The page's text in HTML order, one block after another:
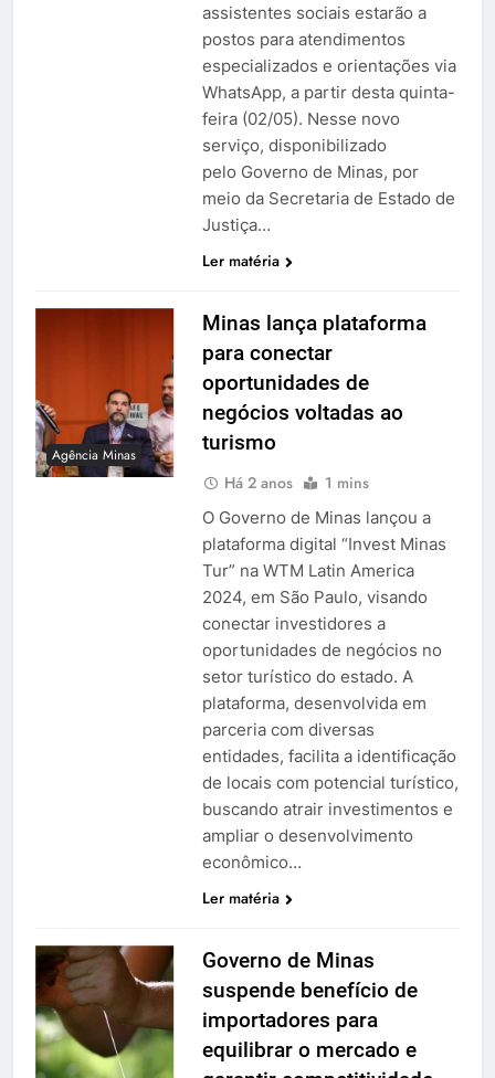
assistentes sociais estarão a
postos para atendimentos
especializados e orientações via
WhatsApp, a partir desta quinta-
feira (02/05). Nesse novo
serviço, disponibilizado
pelo Governo de Minas, por
meio da Secretaria de Estado de
Justiça…
Ler matéria
Agência Minas
Minas lança plataforma
para conectar
oportunidades de
negócios voltadas ao
turismo
Há 2 anos 1 mins
O Governo de Minas lançou a
plataforma digital “Invest Minas
Tur” na WTM Latin America
2024, em São Paulo, visando
conectar investidores a
oportunidades de negócios no
setor turístico do estado. A
plataforma, desenvolvida em
parceria com diversas
entidades, facilita a identificação
de locais com potencial turístico,
buscando atrair investimentos e
ampliar o desenvolvimento
econômico…
Ler matéria
Governo de Minas
suspende benefício de
importadores para
equilibrar o mercado e